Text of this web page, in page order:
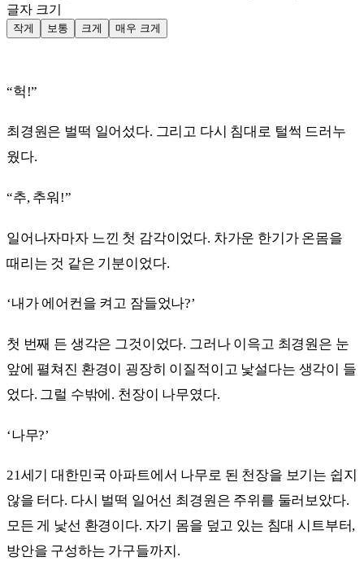
글자 크기
작게 보통 크게 매우 크게
“헉!”
최경원은 벌떡 일어섰다. 그리고 다시 침대로 털썩 드러누
웠다.
“추, 추워!”
일어나자마자 느낀 첫 감각이었다. 차가운 한기가 온몸을
때리는 것 같은 기분이었다.
‘내가 에어컨을 켜고 잠들었나?’
첫 번째 든 생각은 그것이었다. 그러나 이윽고 최경원은 눈
앞에 펼쳐진 환경이 굉장히 이질적이고 낯설다는 생각이 들
었다. 그럴 수밖에. 천장이 나무였다.
‘나무?’
21세기 대한민국 아파트에서 나무로 된 천장을 보기는 쉽지
않을 터다. 다시 벌떡 일어선 최경원은 주위를 둘러보았다.
모든 게 낯선 환경이다. 자기 몸을 덮고 있는 침대 시트부터,
방안을 구성하는 가구들까지.